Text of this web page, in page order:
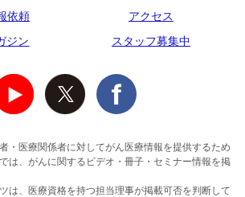
依頼
アクセス
ジン
スタッフ募集中
・医療関係者に対してがん医療情報を提供するため
は、がんに関するビデオ・冊子・セミナー情報を掲
は、医療資格を持つ担当理事が掲載可否を判断して